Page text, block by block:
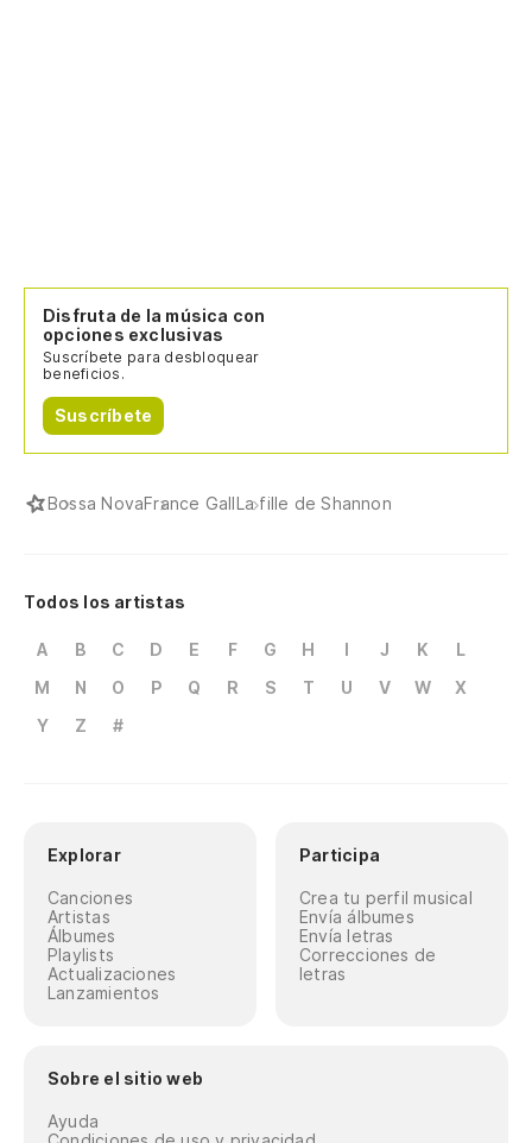
Disfruta de la música con
opciones exclusivas
Suscríbete para desbloquear
beneficios.
Suscríbete
Bossa NovaFrance GallLa fille de Shannon
Todos los artistas
A B C D E F G H I J K
L
M
N O P Q R S T U V W
X
Y
Z #
Explorar
Canciones
Artistas
Álbumes
Playlists
Actualizaciones
Lanzamientos
Participa
Crea tu perfil musical
Envía álbumes
Envía letras
Correcciones de
letras
Sobre el sitio web
Ayuda